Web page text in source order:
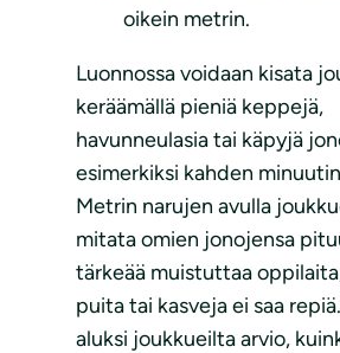
oikein metrin.
Luonnossa voidaan kisata
keräämällä pieniä keppejä,
havunneulasia tai käpyjä
esimerkiksi kahden
Metrin narujen avulla
mitata omien jonojensa
tärkeää muistuttaa
puita tai kasveja ei saa
aluksi joukkueilta arvio,